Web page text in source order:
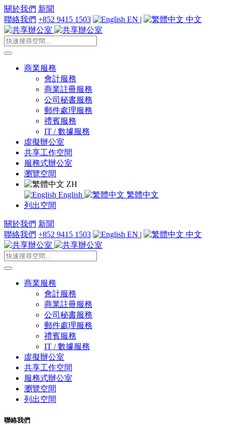
關於我們 新聞
聯絡我們 +852 9415 1503 EN | 中文
商業服務
會計服務
商業註冊服務
公司秘書服務
郵件處理服務
禮賓服務
IT / 數據服務
虛擬辦公室
共享工作空間
服務式辦公室
瀏覽空間
ZH
English
繁體中文
列出空間
關於我們 新聞
聯絡我們 +852 9415 1503 EN | 中文
商業服務
會計服務
商業註冊服務
公司秘書服務
郵件處理服務
禮賓服務
IT / 數據服務
虛擬辦公室
共享工作空間
服務式辦公室
瀏覽空間
列出空間
聯絡我們